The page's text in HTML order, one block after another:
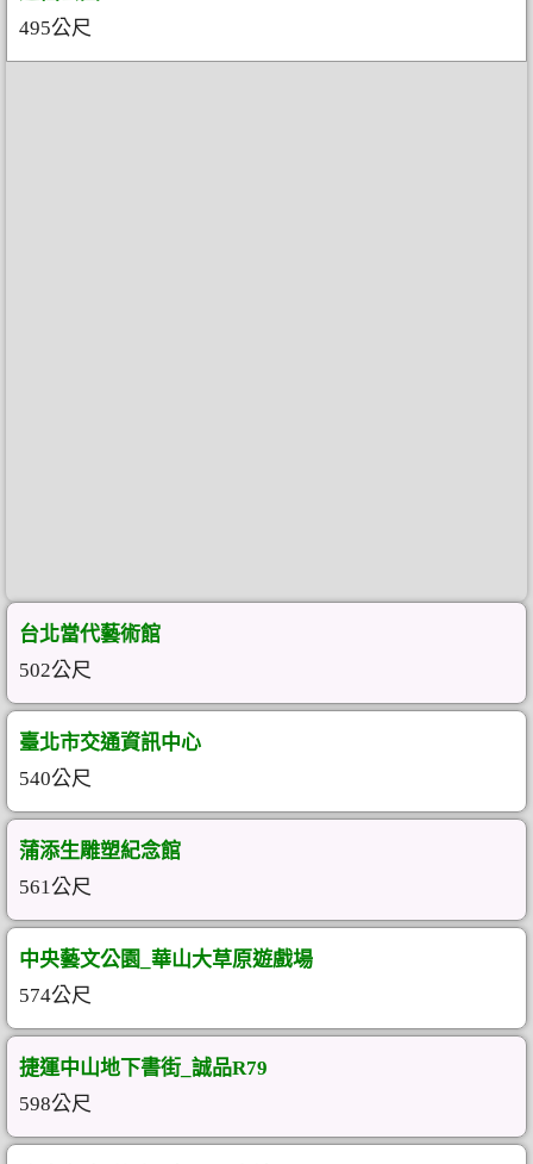
495公尺
台北當代藝術館
502公尺
臺北市交通資訊中心
540公尺
蒲添生雕塑紀念館
561公尺
中央藝文公園_華山大草原遊戲場
574公尺
捷運中山地下書街_誠品R79
598公尺